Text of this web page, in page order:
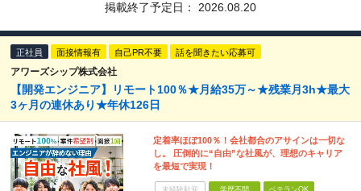
掲載終了予定日： 2026.08.20
正社員 面接情報有 自己PR不要 話を聞きたい応募可
アワーズシップ株式会社
【開発エンジニア】リモート100％★月給35万～★残業月3h★最大
3ヶ月の連休あり★年休126日
定着率ほぼ100％！会社都合のアサインは一切な
し。 圧倒的に“自由”な社風が、理想のキャリア
を最短で実現！
未経験歓迎 学歴不問 ベテランOK